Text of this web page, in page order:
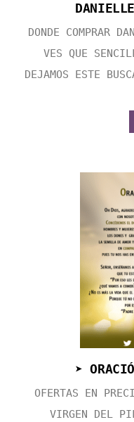
DONDE COMPRAR
VES QUE
DEJAMOS ESTE
➤
OFERTAS EN
VIRGEN DEL